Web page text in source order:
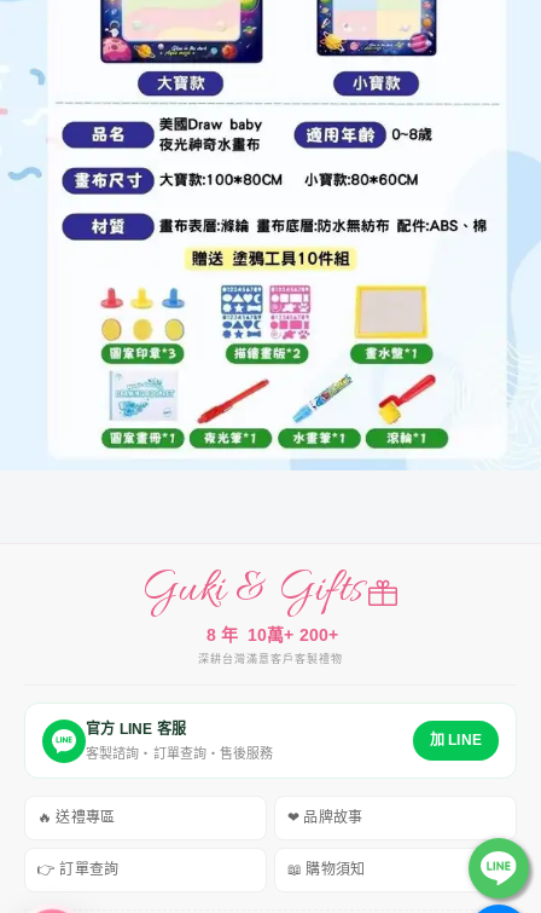
Guki & Gifts
8 年
深耕台灣
10萬+
滿意客戶
200+
客製禮物
官方 LINE 客服
客製諮詢・訂單查詢・售後服務
加 LINE
🔥 送禮專區 ❤ 品牌故事
👉 訂單查詢 📖 購物須知